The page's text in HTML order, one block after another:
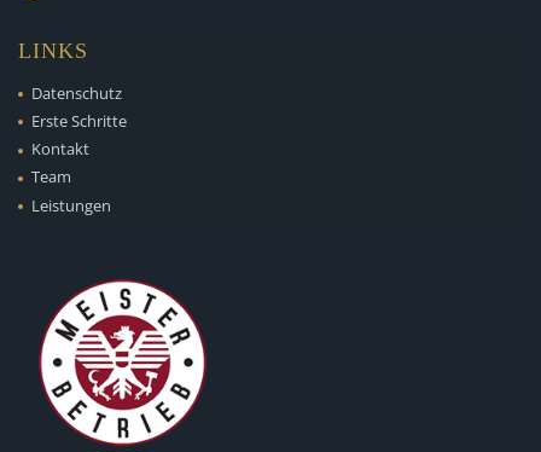
LINKS
Datenschutz
Erste Schritte
Kontakt
Team
Leistungen